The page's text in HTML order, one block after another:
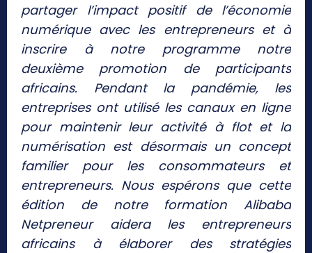
partager l’impact positif de l’économie
numérique avec les entrepreneurs et à
inscrire à notre programme notre
deuxième promotion de participants
africains. Pendant la pandémie, les
entreprises ont utilisé les canaux en ligne
pour maintenir leur activité à flot et la
numérisation est désormais un concept
familier pour les consommateurs et
entrepreneurs. Nous espérons que cette
édition de notre formation Alibaba
Netpreneur aidera les entrepreneurs
africains à élaborer des stratégies